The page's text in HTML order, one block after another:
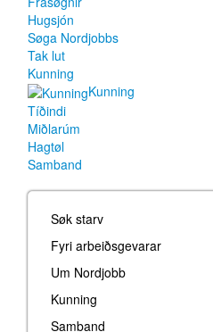
Hugsjón
Søga Nordjobbs
Tak lut
Kunning
Kunning
Tíðindi
Miðlarúm
Hagtøl
Samband
Søk starv
Fyri arbeiðsgevarar
Um Nordjobb
Kunning
Samband